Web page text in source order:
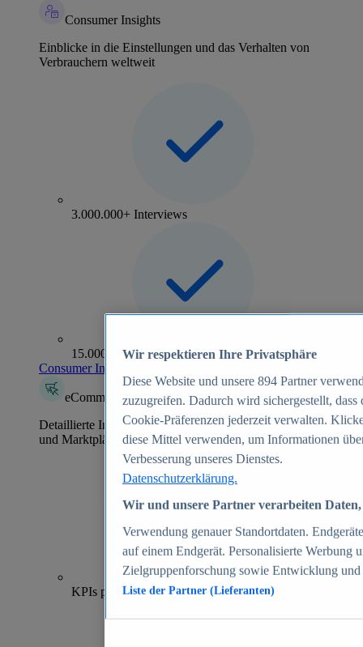
Consumer Insights
Einblicke in die Einstellungen und das Verhalten von
Verbrauchern weltweit
3.000.000+ Interviews
15.000+ Marken
Consumer Insights entdecken
eCommerce Insights
Detaillierte Informationen zu mehr als 39.000 Online-Shops
und Marktplätzen
70+
KPIs pro Shop
Wir respektieren Ihre Privatsphäre
Diese Website und unsere 894 Partner
zuzugreifen. Dadurch wird sichergestellt,
Cookie-Präferenzen jederzeit verwalten.
diese Mittel verwenden, um Informationen
Verbesserung unseres Dienstes.
Datenschutzerklärung.
Wir und unsere Partner verarbeiten
Verwendung genauer Standortdaten.
auf einem Endgerät. Personalisierte Werbung
Zielgruppenforschung sowie Entwicklung
Liste der Partner (Lieferanten)